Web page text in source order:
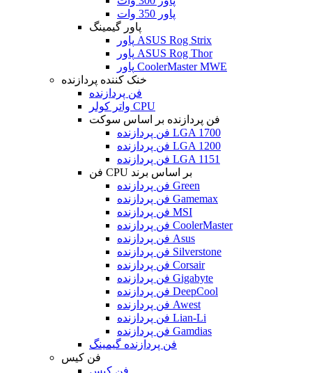
پاور 350 وات
پاور گیمینگ
پاور ASUS Rog Strix
پاور ASUS Rog Thor
پاور CoolerMaster MWE
خنک کننده پردازنده
فن پردازنده
واتر کولر CPU
فن پردازنده بر اساس سوکت
فن پردازنده LGA 1700
فن پردازنده LGA 1200
فن پردازنده LGA 1151
فن CPU بر اساس برند
فن پردازنده Green
فن پردازنده Gamemax
فن پردازنده MSI
فن پردازنده CoolerMaster
فن پردازنده Asus
فن پردازنده Silverstone
فن پردازنده Corsair
فن پردازنده Gigabyte
فن پردازنده DeepCool
فن پردازنده Awest
فن پردازنده Lian-Li
فن پردازنده Gamdias
فن پردازنده گیمینگ
فن کیس
فن کیس